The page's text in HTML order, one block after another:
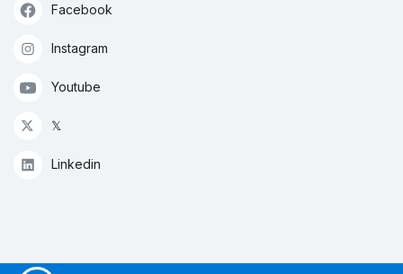
Facebook
Instagram
Youtube
𝕏
Linkedin